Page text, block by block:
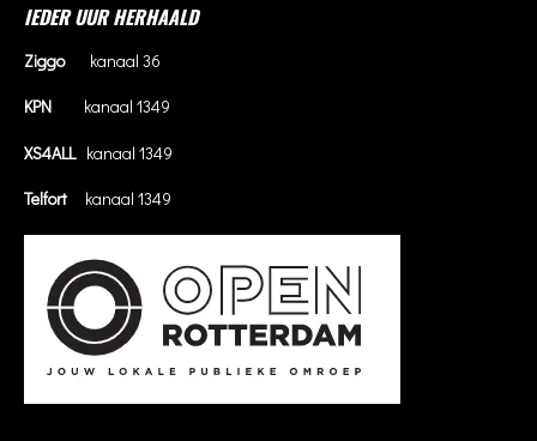
IEDER UUR HERHAALD
Ziggokanaal 36
KPN kanaal 1349
XS4ALLkanaal 1349
Telfort kanaal 1349